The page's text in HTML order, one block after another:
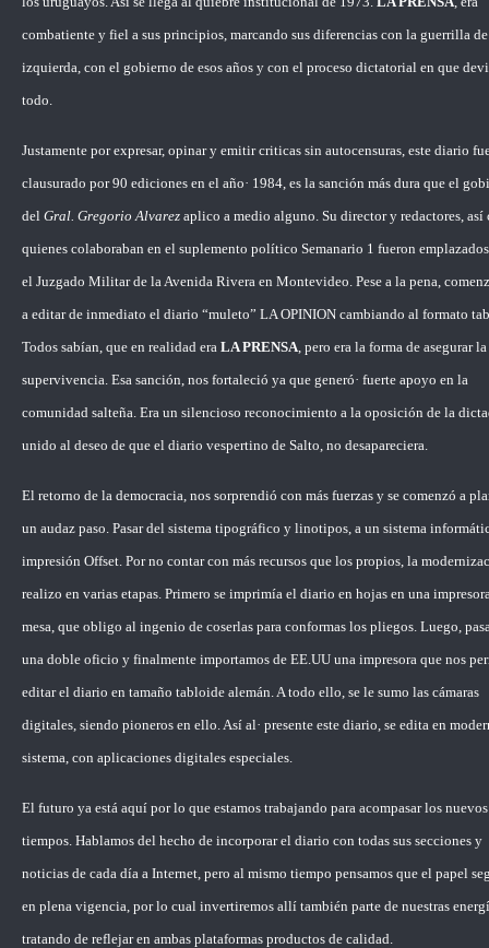
combatiente y fiel a sus principios, marcando sus diferencias con la guerrilla de
izquierda, con el gobierno de esos años y con el proceso dictatorial en que
todo.
Justamente por expresar, opinar y emitir criticas sin autocensuras, este diario
clausurado por 90 ediciones en el año· 1984, es la sanción más dura que el
del Gral. Gregorio Alvarez aplico a medio alguno. Su director y redactores, así
quienes colaboraban en el suplemento político Semanario 1 fueron
el Juzgado Militar de la Avenida Rivera en Montevideo. Pese a la pena,
a editar de inmediato el diario “muleto” LA OPINION cambiando al formato
Todos sabían, que en realidad era LA PRENSA , pero era la forma de asegurar la
supervivencia. Esa sanción, nos fortaleció ya que generó· fuerte apoyo en la
comunidad salteña. Era un silencioso reconocimiento a la oposición de la
unido al deseo de que el diario vespertino de Salto, no desapareciera.
El retorno de la democracia, nos sorprendió con más fuerzas y se comenzó a
un audaz paso. Pasar del sistema tipográfico y linotipos, a un sistema
impresión Offset. Por no contar con más recursos que los propios, la
realizo en varias etapas. Primero se imprimía el diario en hojas en una
mesa, que obligo al ingenio de coserlas para conformas los pliegos. Luego,
una doble oficio y finalmente importamos de EE.UU una impresora que nos
editar el diario en tamaño tabloide alemán. A todo ello, se le sumo las cámaras
digitales, siendo pioneros en ello. Así al· presente este diario, se edita en
sistema, con aplicaciones digitales especiales.
El futuro ya está aquí por lo que estamos trabajando para acompasar los nuevos
tiempos. Hablamos del hecho de incorporar el diario con todas sus secciones y
noticias de cada día a Internet, pero al mismo tiempo pensamos que el papel
en plena vigencia, por lo cual invertiremos allí también parte de nuestras
tratando de reflejar en ambas plataformas productos de calidad.